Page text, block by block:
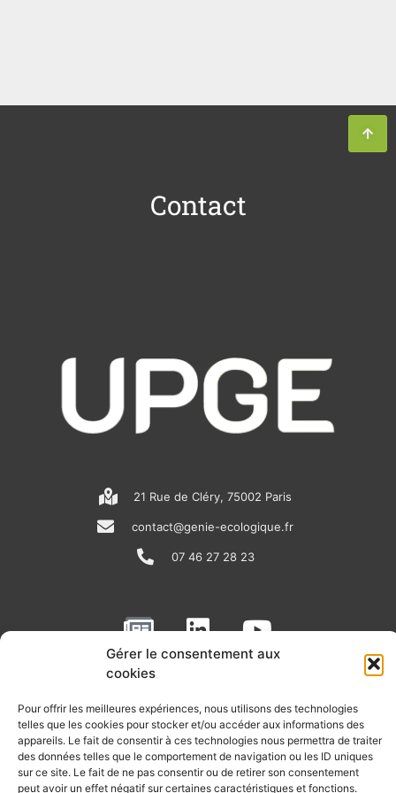
Gérer le consentement aux
cookies
Pour offrir les meilleures expériences, nous utilisons des technologies
telles que les cookies pour stocker et/ou accéder aux informations des
appareils. Le fait de consentir à ces technologies nous permettra de traiter
des données telles que le comportement de navigation ou les ID uniques
sur ce site. Le fait de ne pas consentir ou de retirer son consentement
peut avoir un effet négatif sur certaines caractéristiques et fonctions.
Contact
21 Rue de Cléry, 75002 Paris
contact@genie-ecologique.fr
07 46 27 28 23
N
e
w
s
p
a
p
L
i
k
e
d
i
Y
o
t
u
b
e
RECEVOIR L'ACTU DE LA FILIÈRE
Retrouvez tous les mois les articles terrain de nos adhérents, les
rendez-vous importants de la filière, nos offres de stages et
d’emplois…